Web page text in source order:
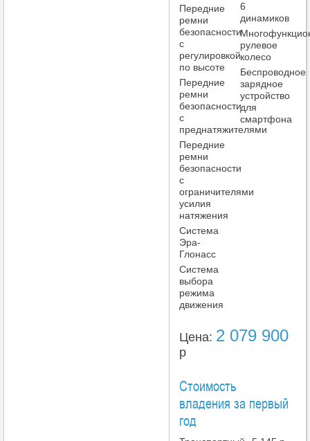
Передние
ремни
безопасности
с
регулировкой
по высоте
Передние
ремни
безопасности
с
преднатяжителями
Передние
ремни
безопасности
с
ограничителями
усилия
натяжения
Система
Эра-
Глонасс
Система
выбора
режима
движения
6
динамиков
рулевое
колесо
Беспроводное
зарядное
устройство
для
смартфона
Цена: 2 079 900
р
Стоимость
владения за первый
год